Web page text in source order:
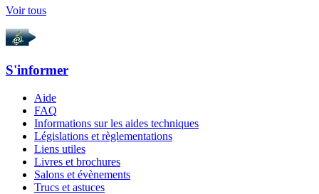
Voir tous
S'informer
Aide
FAQ
Informations sur les aides techniques
Législations et règlementations
Liens utiles
Livres et brochures
Salons et évènements
Trucs et astuces